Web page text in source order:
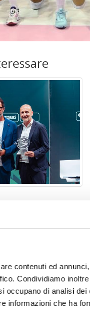
contenuti ed
Condividiamo
occupano di analisi
informazioni che ha